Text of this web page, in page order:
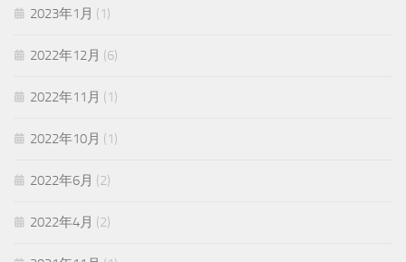
2023年1月 (1)
2022年12月 (6)
2022年11月 (1)
2022年10月 (1)
2022年6月 (2)
2022年4月 (2)